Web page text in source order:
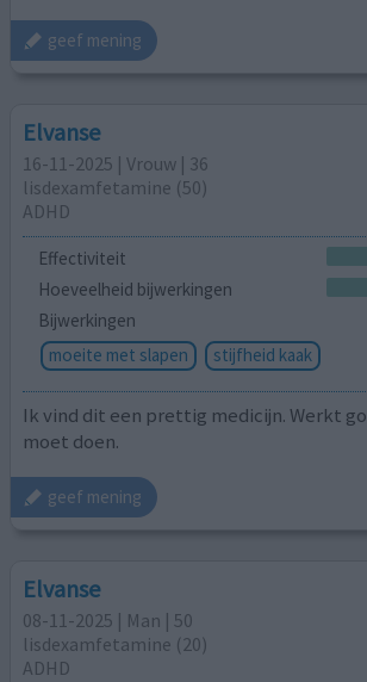
geef mening
Elvanse
16-11-2025 | Vrouw | 36
lisdexamfetamine (50)
ADHD
Effectiviteit
Hoeveelheid bijwerkingen
Bijwerkingen
moeite met slapen
stijfheid kaak
Ik vind dit een prettig medicijn. Werkt
moet doen.
geef mening
Elvanse
08-11-2025 | Man | 50
lisdexamfetamine (20)
ADHD